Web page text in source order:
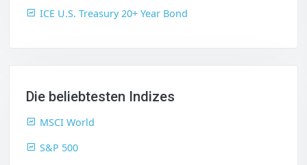
ICE U.S. Treasury 20+ Year Bond
Die beliebtesten Indizes
MSCI World
S&P 500